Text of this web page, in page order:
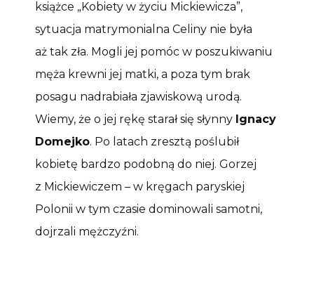
książce „Kobiety w życiu Mickiewicza”,
sytuacja matrymonialna Celiny nie była
aż tak zła. Mogli jej pomóc w poszukiwaniu
męża krewni jej matki, a poza tym brak
posagu nadrabiała zjawiskową urodą.
Wiemy, że o jej rękę starał się słynny Ignacy
Domejko. Po latach zresztą poślubił
kobietę bardzo podobną do niej. Gorzej
z Mickiewiczem – w kręgach paryskiej
Polonii w tym czasie dominowali samotni,
dojrzali mężczyźni.